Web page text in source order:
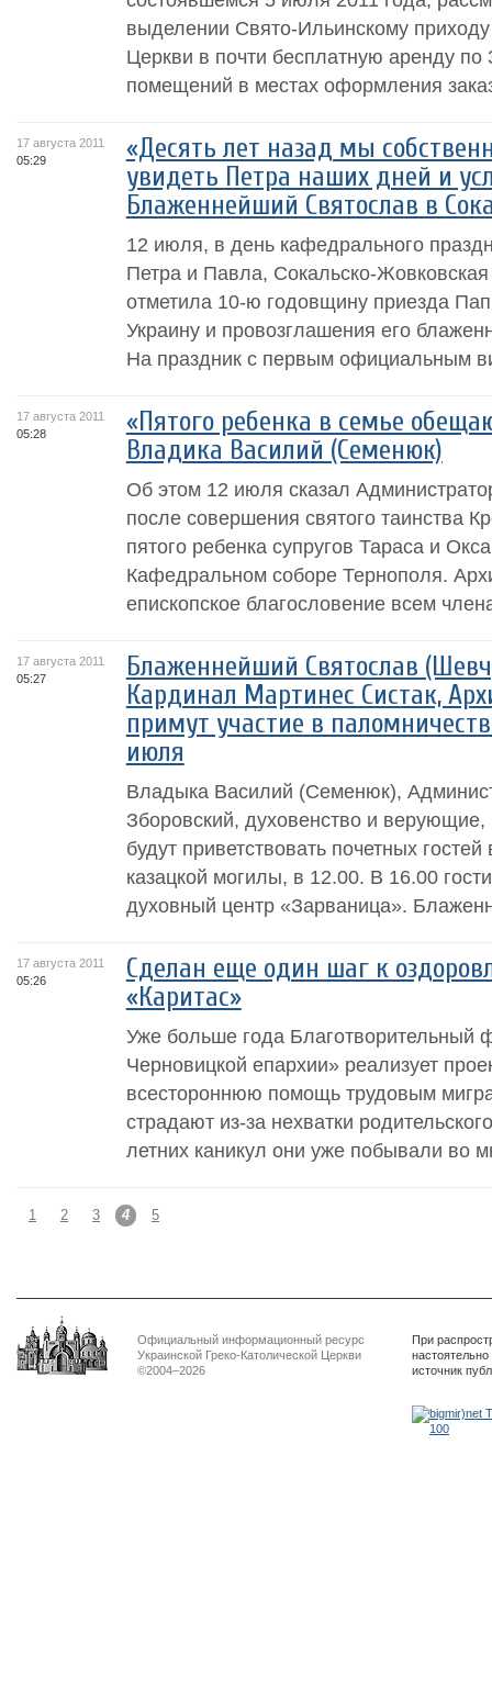
выделении Свято-Ильинскому
Церкви в почти бесплатную аренду по
помещений в местах оформления
17 августа 2011
05:29
«Десять лет назад мы
увидеть Петра наших дней и
Блаженнейший Святослав в
12 июля, в день кафедрального
Петра и Павла, Сокальско-
отметила 10-ю годовщину приезда
Украину и провозглашения его
На праздник с первым официальным
17 августа 2011
05:28
«Пятого ребенка в семье
Владика Василий (Семенюк)
Об этом 12 июля сказал
после совершения святого таинства
пятого ребенка супругов Тараса и
Кафедральном соборе Тернополя.
епископское благословение всем
17 августа 2011
05:27
Блаженнейший Святослав
Кардинал Мартинес Систак,
примут участие в
июля
Владыка Василий (Семенюк),
Зборовский, духовенство и верующие,
будут приветствовать почетных
казацкой могилы, в 12.00. В 16.00
духовный центр «Зарваница».
17 августа 2011
05:26
Сделан еще один шаг к
«Каритас»
Уже больше года Благотворительный
Черновицкой епархии» реализует
всестороннюю помощь трудовым
страдают из-за нехватки
летних каникул они уже побывали во
1 2 3 4 5
Официальный информационный ресурс
Украинской Греко-Католической Церкви
©2004–2026
При
источник